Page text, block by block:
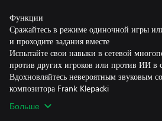
Функции
Сражайтесь в режиме одиночной игры
и проходите задания вместе
Испытайте свои навыки в сетевой
против других игроков или против ИИ в
Вдохновляйтесь невероятным звуковым
композитора Frank Klepacki
Больше